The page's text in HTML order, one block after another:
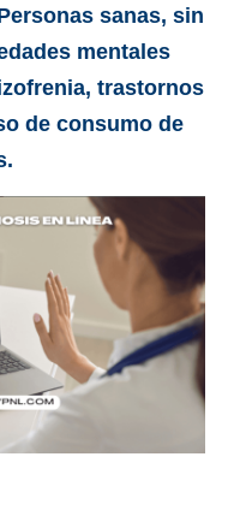
sanas, sin
mentales
trastornos
de consumo de